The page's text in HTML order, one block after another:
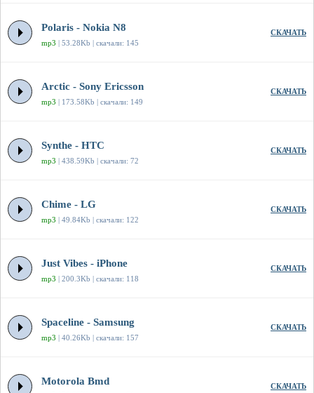
Polaris - Nokia N8
mp3 | 53.28Kb | скачали: 145
СКАЧАТЬ
Arctic - Sony Ericsson
mp3 | 173.58Kb | скачали: 149
СКАЧАТЬ
Synthe - HTC
mp3 | 438.59Kb | скачали: 72
СКАЧАТЬ
Chime - LG
mp3 | 49.84Kb | скачали: 122
СКАЧАТЬ
Just Vibes - iPhone
mp3 | 200.3Kb | скачали: 118
СКАЧАТЬ
Spaceline - Samsung
mp3 | 40.26Kb | скачали: 157
СКАЧАТЬ
Motorola Bmd СКАЧАТЬ